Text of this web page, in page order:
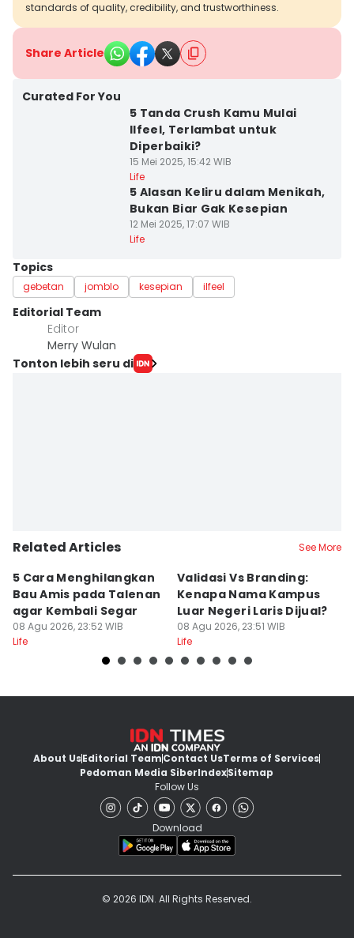
standards of quality, credibility, and trustworthiness.
Share Article
Curated For You
5 Tanda Crush Kamu Mulai
Ilfeel, Terlambat untuk
Diperbaiki?
15 Mei 2025, 15:42 WIB
Life
5 Alasan Keliru dalam Menikah,
Bukan Biar Gak Kesepian
12 Mei 2025, 17:07 WIB
Life
Topics
gebetan jomblo kesepian ilfeel
Editorial Team
Editor
Merry Wulan
Tonton lebih seru di
Related Articles See More
5 Cara Menghilangkan
Bau Amis pada Talenan
agar Kembali Segar
08 Agu 2026, 23:52 WIB
Life
Validasi Vs Branding:
Kenapa Nama Kampus
Luar Negeri Laris Dijual?
08 Agu 2026, 23:51 WIB
Life
About UsEditorial TeamContact UsTerms of Services
Pedoman Media SiberIndexSitemap
Follow Us
Download
© 2026 IDN. All Rights Reserved.